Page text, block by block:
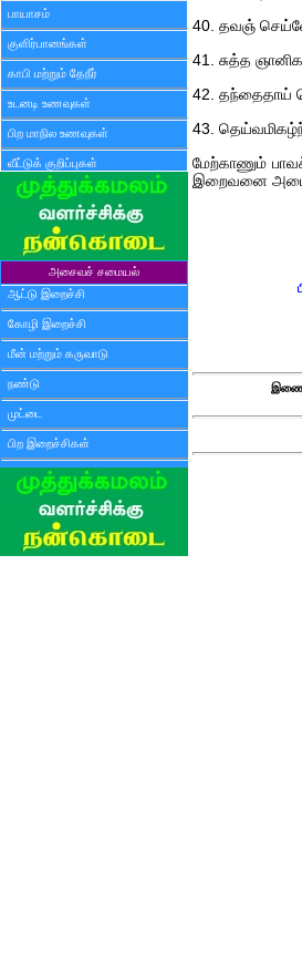
பாயாசம்
குளிர்பானங்கள்
காபி மற்றும் தேநீர்
உடனடி உணவுகள்
பிற மாநில உணவுகள்
வீட்டுக் குறிப்புகள்
அசைவச் சமையல்
ஆட்டு இறைச்சி
கோழி இறைச்சி
மீன் மற்றும் கருவாடு
நண்டு
முட்டை
பிற இறைச்சிகள்
40. தவஞ்
41. சுத்த
42. தந்தைதாய்
43.
மேற்காணும்
இறைவனை